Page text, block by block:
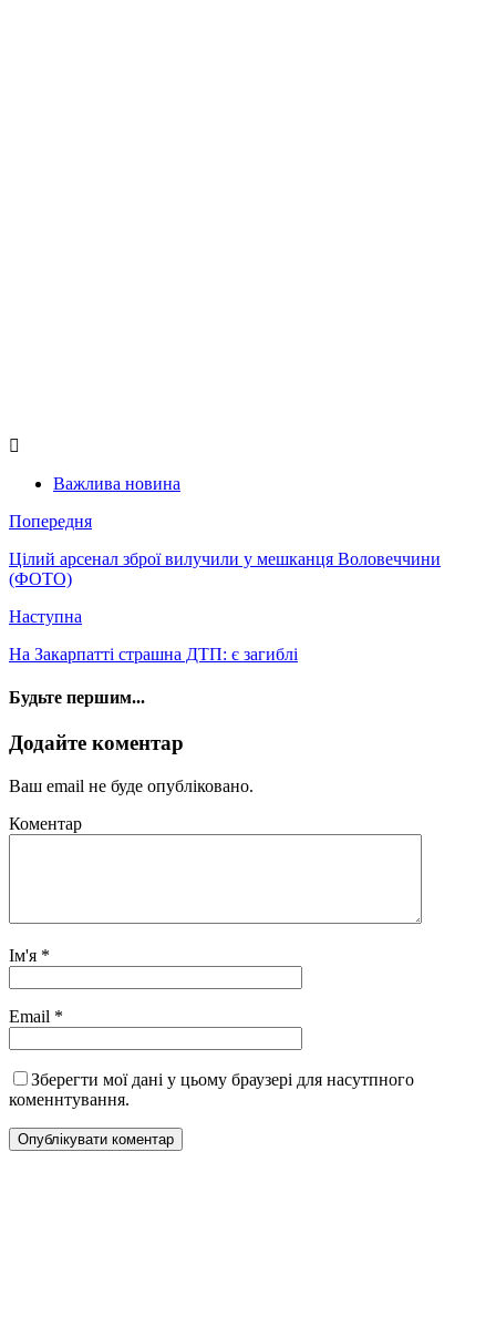
Важлива новина
Попередня
Цілий арсенал зброї вилучили у мешканця Воловеччини
(ФОТО)
Наступна
На Закарпатті страшна ДТП: є загиблі
Будьте першим...
Додайте коментар
Ваш email не буде опубліковано.
Коментар
Ім'я *
Email *
Зберегти мої дані у цьому браузері для насутпного
коменнтування.